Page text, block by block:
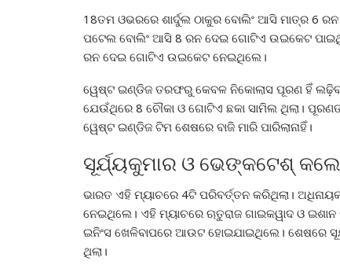
18ତମ ଓଭରରେ ଶାର୍ଦୁଲ ଠାକୁର ବୋଲିଂ ଆସି ମାତ୍ର 6
ପଟେଲ ବୋଲିଂ ଆସି 8 ରନ ଦେଇ ଗୋଟିଏ ଉଇକେଟ
ରନ ଦେଇ ଗୋଟିଏ ଉଇକେଟ ନେଇଥିଲେ।
ୱେଷ୍ଟ ଇଣ୍ଡିଜ ତରଫରୁ କେବଳ ନିକୋଲାସ ପୂରଣ ହିଁ
ଯେଉଁଥିରେ 8 ଚୌକା ଓ ଗୋଟିଏ ଛକା ସାମିଲ ଥିଲା।
ୱେଷ୍ଟ ଇଣ୍ଡିଜ ଟିମ ଶେଷରେ ବାଜି ମାରି ପାରିଲାନାହିଁ।
ସୂର୍ଯ୍ୟକୁମାର ଓ ଭେଙ୍କଟେଶ୍
ଭାରତ ଏହି ମ୍ୟାଚରେ 4ଟି ପରିବର୍ତ୍ତନ କରିଥିଲା।
ନେଇଥିଲେ। ଏହି ମ୍ୟାଚରେ ଋତୁରାଜ ଗାଇକୱାଦ ଓ
ଇନିଂସ ଖେଳିବାପରେ ଆଉଟ ହୋଇଯାଇଥିଲେ। ଶେଷରେ
ଥିଲା।